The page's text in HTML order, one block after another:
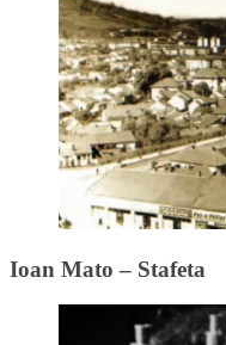
Ioan Mato – Stafeta